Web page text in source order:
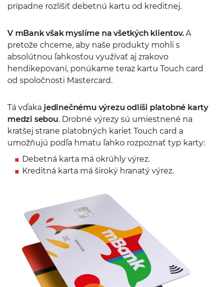
prípadne rozlíšiť debetnú kartu od kreditnej.
V mBank však myslíme na všetkých klientov.A
pretože chceme, aby naše produkty mohli s
absolútnou ľahkosťou využívať aj zrakovo
hendikepovaní, ponúkame teraz kartu Touch card
od spoločnosti Mastercard.
Tá vďaka jedinečnému výrezu odlíši platobné karty
medzi sebou. Drobné výrezy sú umiestnené na
kratšej strane platobných kariet Touch card a
umožňujú podľa hmatu ľahko rozpoznať typ karty:
Debetná karta má okrúhly výrez.
Kreditná karta má široký hranatý výrez.